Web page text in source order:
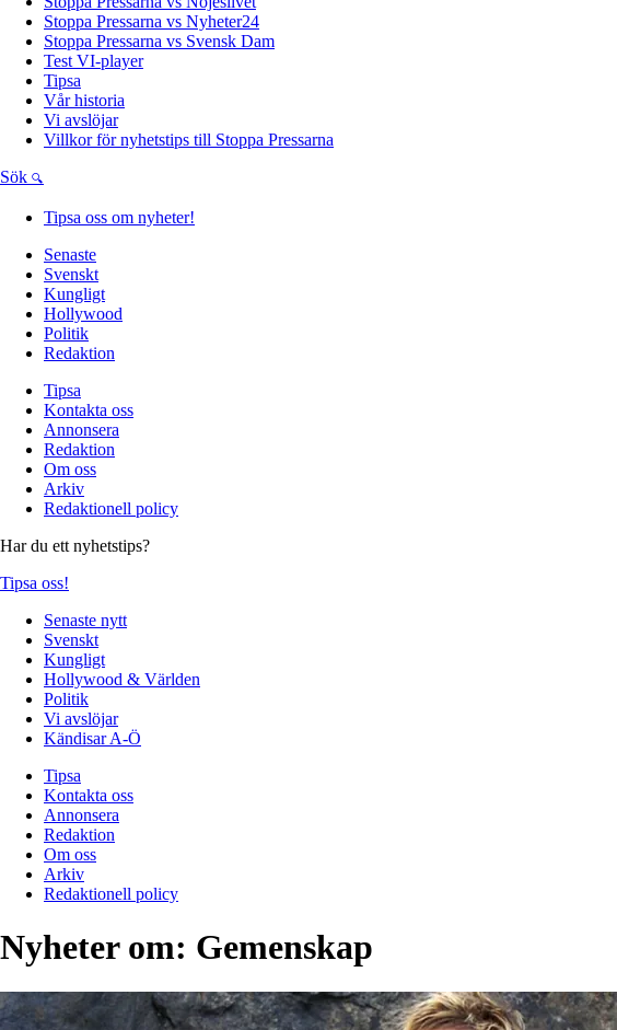
Stoppa Pressarna vs Nyheter24
Stoppa Pressarna vs Svensk Dam
Test VI-player
Tipsa
Vår historia
Vi avslöjar
Villkor för nyhetstips till Stoppa Pressarna
Sök
Tipsa oss om nyheter!
Senaste
Svenskt
Kungligt
Hollywood
Politik
Redaktion
Tipsa
Kontakta oss
Annonsera
Redaktion
Om oss
Arkiv
Redaktionell policy
Har du ett nyhetstips?
Tipsa oss!
Senaste nytt
Svenskt
Kungligt
Hollywood & Världen
Politik
Vi avslöjar
Kändisar A-Ö
Tipsa
Kontakta oss
Annonsera
Redaktion
Om oss
Arkiv
Redaktionell policy
Nyheter om: Gemenskap